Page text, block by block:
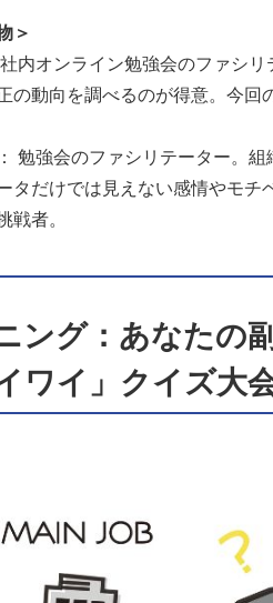
＞
社内オンライン勉強会のファシ
の動向を調べるのが得意。今回
： 勉強会のファシリテーター。
タだけでは見えない感情やモチ
戦者。
ング：あなたの
ワイ」クイズ大